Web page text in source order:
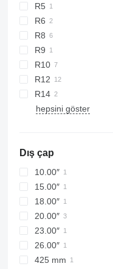
R5
R6
R8
R9
R10
R12
R14
hepsini göster
Dış çap
10.00″
15.00″
18.00″
20.00″
23.00″
26.00″
425 mm